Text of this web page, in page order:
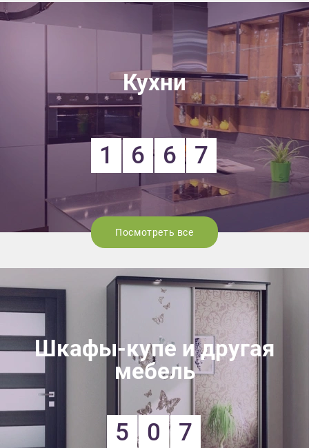
Кухни
1 6 6 7
Посмотреть все
Шкафы-купе и другая
мебель
5 0 7